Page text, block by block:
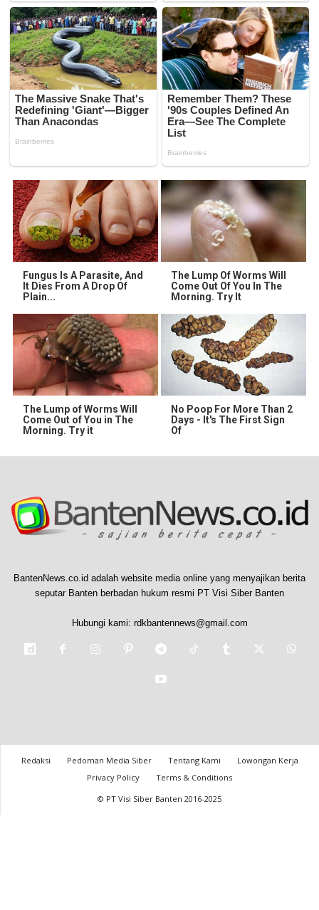
Fungus Is A Parasite, And
It Dies From A Drop Of
Plain...
The Lump Of Worms Will
Come Out Of You In The
Morning. Try It
The Lump of Worms Will
Come Out of You in The
Morning. Try it
No Poop For More Than 2
Days - It's The First Sign
Of
BantenNews.co.id adalah website media online yang menyajikan berita
seputar Banten berbadan hukum resmi PT Visi Siber Banten
Hubungi kami: rdkbantennews@gmail.com
Redaksi Pedoman Media Siber Tentang Kami
Lowongan Kerja
Privacy Policy
Terms & Conditions
© PT Visi Siber Banten 2016-2025